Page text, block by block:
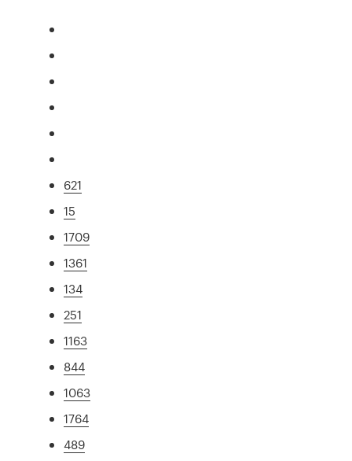
621
15
1709
1361
134
251
1163
844
1063
1764
489